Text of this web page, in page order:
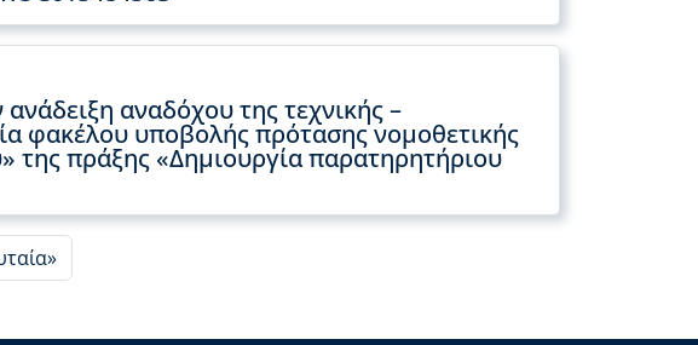
αναδόχου της τεχνικής –
φακέλου υποβολής πρότασης νομοθετικής
της πράξης «Δημιουργία παρατηρητήριου